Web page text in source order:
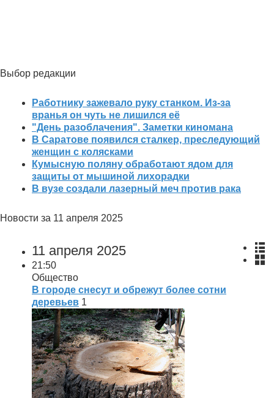
Выбор редакции
Работнику зажевало руку станком. Из-за
вранья он чуть не лишился её
"День разоблачения". Заметки киномана
В Саратове появился сталкер, преследующий
женщин с колясками
Кумысную поляну обработают ядом для
защиты от мышиной лихорадки
В вузе создали лазерный меч против рака
Новости за 11 апреля 2025
11 апреля 2025
21:50
Общество
В городе снесут и обрежут более сотни
деревьев 1